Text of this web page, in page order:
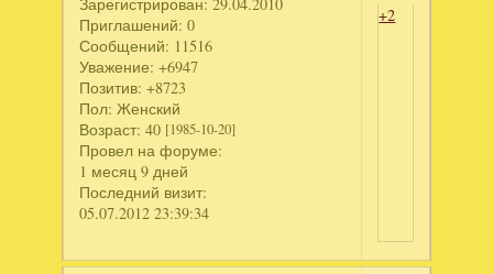
Приглашений: 0
Сообщений: 11516
Уважение: +6947
Позитив: +8723
Пол: Женский
Возраст: 40 [1985-10-20]
Провел на форуме:
1 месяц 9 дней
Последний визит:
05.07.2012 23:39:34
+2